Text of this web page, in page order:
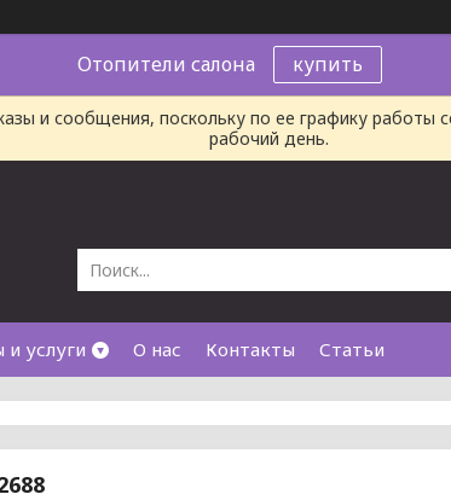
Отопители салона купить
и сообщения, поскольку по ее графику
рабочий день.
и услуги О нас Контакты Статьи